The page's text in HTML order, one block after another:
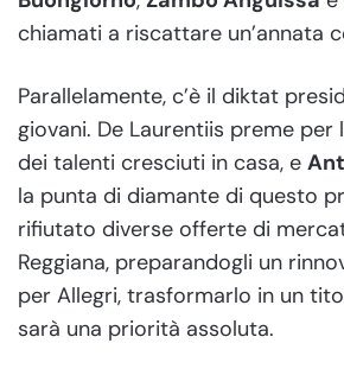
chiamati a riscattare un’annata
Parallelamente, c’è il diktat
giovani. De Laurentiis preme per
dei talenti cresciuti in casa, e
la punta di diamante di questo
rifiutato diverse offerte di
Reggiana, preparandogli un
per Allegri, trasformarlo in un
sarà una priorità assoluta.